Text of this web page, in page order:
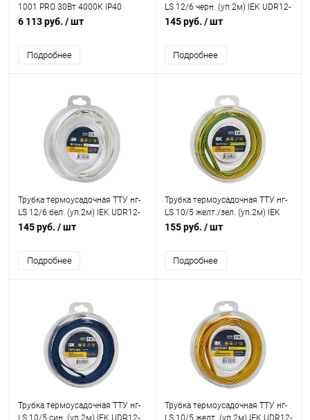
1001 PRO 30Вт 4000К IP40
панель опал IEK LTP-DVO1-1001-
6 113 руб. / шт
Подробнее
LS 12/6 черн. (уп.2м) IEK UDR12-
012-006-002-K02-T
145 руб. / шт
Подробнее
Трубка термоусадочная ТТУ нг-
LS 12/6 бел. (уп.2м) IEK UDR12-
012-006-002-K01-T
145 руб. / шт
Подробнее
Трубка термоусадочная ТТУ нг-
LS 10/5 желт./зел. (уп.2м) IEK
UDR12-010-005-002-K52-T
155 руб. / шт
Подробнее
Трубка термоусадочная ТТУ нг-
LS 10/5 син. (уп.2м) IEK UDR12-
Трубка термоусадочная ТТУ нг-
LS 10/5 желт. (уп.2м) IEK UDR12-